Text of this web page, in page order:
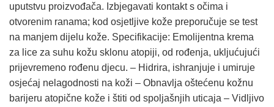
uputstvu proizvođača. Izbjegavati kontakt s očima i
otvorenim ranama; kod osjetljive kože preporučuje se test
na manjem dijelu kože. Specifikacije: Emolijentna krema
za lice za suhu kožu sklonu atopiji, od rođenja, ukljućujući
prijevremeno rođenu djecu. – Hidrira, ishranjuje i umiruje
osjećaj nelagodnosti na koži – Obnavlja oštećenu kožnu
barijeru atopične kože i štiti od spoljašnjih uticaja – Vidljivo